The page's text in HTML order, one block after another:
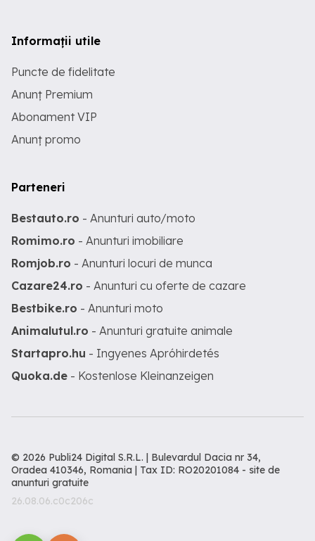
Informații utile
Puncte de fidelitate
Anunț Premium
Abonament VIP
Anunț promo
Parteneri
Bestauto.ro - Anunturi auto/moto
Romimo.ro - Anunturi imobiliare
Romjob.ro - Anunturi locuri de munca
Cazare24.ro - Anunturi cu oferte de cazare
Bestbike.ro - Anunturi moto
Animalutul.ro - Anunturi gratuite animale
Startapro.hu - Ingyenes Apróhirdetés
Quoka.de - Kostenlose Kleinanzeigen
© 2026 Publi24 Digital S.R.L. | Bulevardul Dacia nr 34,
Oradea 410346, Romania | Tax ID: RO20201084 - site de
anunturi gratuite
26.08.06.c0c206c